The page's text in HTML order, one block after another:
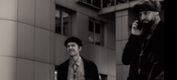
Павло Литвиненко (Рояль,) /Денис
/Олександр Люлякін (Барабани , /